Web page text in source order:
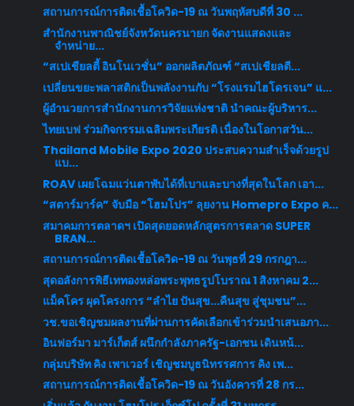
สถานการณ์การติดเชื้อโควิด-19 ณ วันพฤหัสบดีที่ 30 ...
สำนักงานพาณิชย์จังหวัดนครนายก จัดงานแสดงและ
จำหน่าย...
“สเปเชียลตี้ อินโนเวชั่น” ออกผลิตภัณฑ์ “สเปเชียลตี...
เปลี่ยนขยะพลาสติกเป็นพลังงานกับ “โรงแรมไฮโดรเจน” แ...
ผู้อำนวยการสำนักงานการวิจัยแห่งชาติ นำคณะผู้บริหาร...
ไทยเบฟ ร่วมกิจกรรมเฉลิมพระเกียรติ เนื่องในโอกาสวัน...
Thailand Mobile Expo 2020 ประสบความสำเร็จด้วยรูป
แบ...
ROAV เผยโฉมแว่นตาพับได้ที่เบาและบางที่สุดในโลก เอา...
“สตาร์มาร์ค” จับมือ “โฮมโปร” ลุยงาน Homepro Expo ค...
สมาคมการตลาดฯ เปิดสุดยอดหลักสูตรการตลาด SUPER
BRAN...
สถานการณ์การติดเชื้อโควิด-19 ณ วันพุธที่ 29 กรกฎา...
สุดอลังการพิธีเททองหล่อพระพุทธรูปโบราณ 1 สิงหาคม 2...
แม็คโคร ผุดโครงการ “ลำไย ปันสุข...คืนสุข สู่ชุมชน”...
วช.ขอเชิญชมผลงานที่ผ่านการคัดเลือกเข้าร่วมนำเสนอภา...
อินฟอร์มา มาร์เก็ตส์ ผนึกกำลังภาครัฐ-เอกชน เดินหน้...
กลุ่มบริษัท คิง เพาเวอร์ เชิญชมบูธนิทรรศการ คิง เพ...
สถานการณ์การติดเชื้อโควิด-19 ณ วันอังคารที่ 28 กร...